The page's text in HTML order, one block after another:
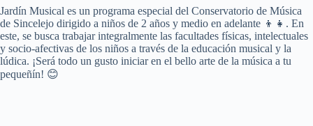
t
e
n
t
Jardín Musical es un programa especial del Conservatorio de Música
de Sincelejo dirigido a niños de 2 años y medio en adelante 👦👧. En
este, se busca trabajar integralmente las facultades físicas, intelectuales
y socio-afectivas de los niños a través de la educación musical y la
lúdica. ¡Será todo un gusto iniciar en el bello arte de la música a tu
pequeñín! 😊